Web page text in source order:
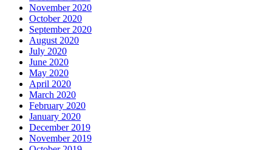
November 2020
October 2020
September 2020
August 2020
July 2020
June 2020
May 2020
April 2020
March 2020
February 2020
January 2020
December 2019
November 2019